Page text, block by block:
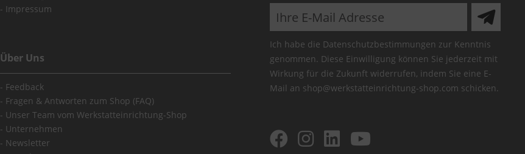
Impressum
Über Uns
Feedback
Fragen & Antworten zum Shop (FAQ)
Unser Team vom Werkstatteinrichtung-Shop
Unternehmen
Newsletter
Ich habe die Datenschutzbestimmungen zur Kenntnis
genommen. Diese Einwilligung können Sie jederzeit mit
Wirkung für die Zukunft widerrufen, indem Sie eine E-
Mail an shop@werkstatteinrichtung-shop.com schicken.